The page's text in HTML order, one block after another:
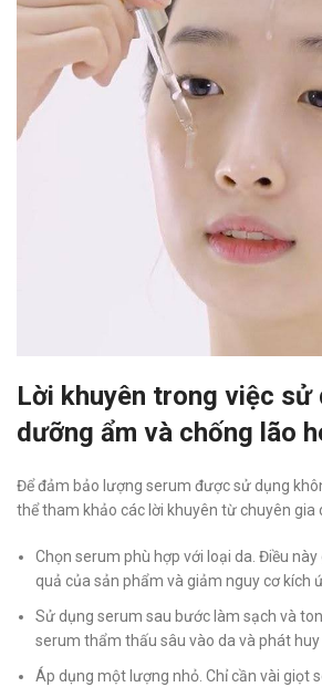
Lời khuyên trong việc sử
dưỡng ẩm và chống lão
Để đảm bảo lượng serum được sử dụng
thể tham khảo các lời khuyên từ chuyên gia
Chọn serum phù hợp với loại da. Điều
quả của sản phẩm và giảm nguy cơ kích
Sử dụng serum sau bước làm sạch và
serum thẩm thấu sâu vào da và phát
Áp dụng một lượng nhỏ. Chỉ cần vài giọt